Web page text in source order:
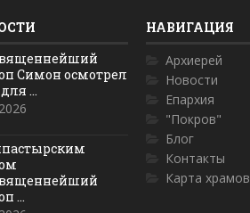
Симон осмотрел
...
...
НАВИГАЦИЯ
Архиерей
Новости
Епархия
"Покров"
Блог
Контакты
Карта храмов